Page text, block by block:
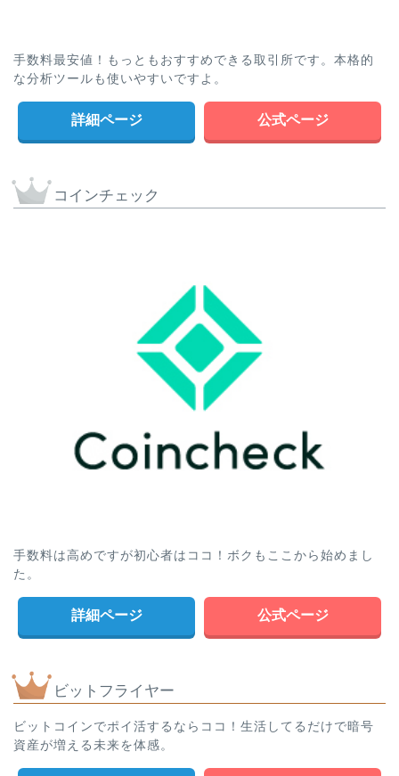
手数料最安値！もっともおすすめできる取引所です。本格的
な分析ツールも使いやすいですよ。
詳細ページ 公式ページ
コインチェック
手数料は高めですが初心者はココ！ボクもここから始めまし
た。
詳細ページ 公式ページ
ビットフライヤー
ビットコインでポイ活するならココ！生活してるだけで暗号
資産が増える未来を体感。